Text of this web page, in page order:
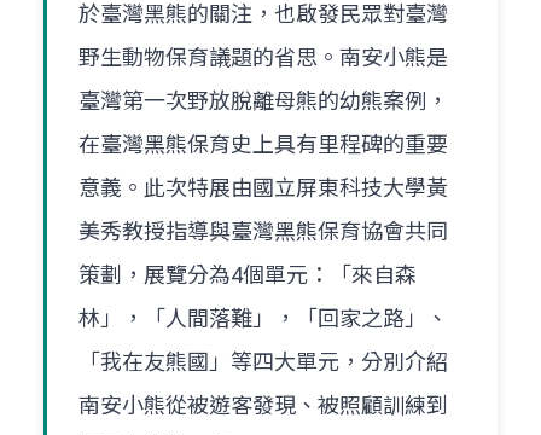
於臺灣黑熊的關注，也啟發民眾對臺灣
野生動物保育議題的省思。南安小熊是
臺灣第一次野放脫離母熊的幼熊案例，
在臺灣黑熊保育史上具有里程碑的重要
意義。此次特展由國立屏東科技大學黃
美秀教授指導與臺灣黑熊保育協會共同
策劃，展覽分為4個單元：「來自森
林」，「人間落難」，「回家之路」、
「我在友熊國」等四大單元，分別介紹
南安小熊從被遊客發現、被照顧訓練到